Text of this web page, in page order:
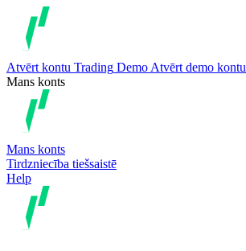
Atvērt kontu Trading Demo Atvērt demo kontu
Mans konts
Mans konts
Tirdzniecība tiešsaistē
Help